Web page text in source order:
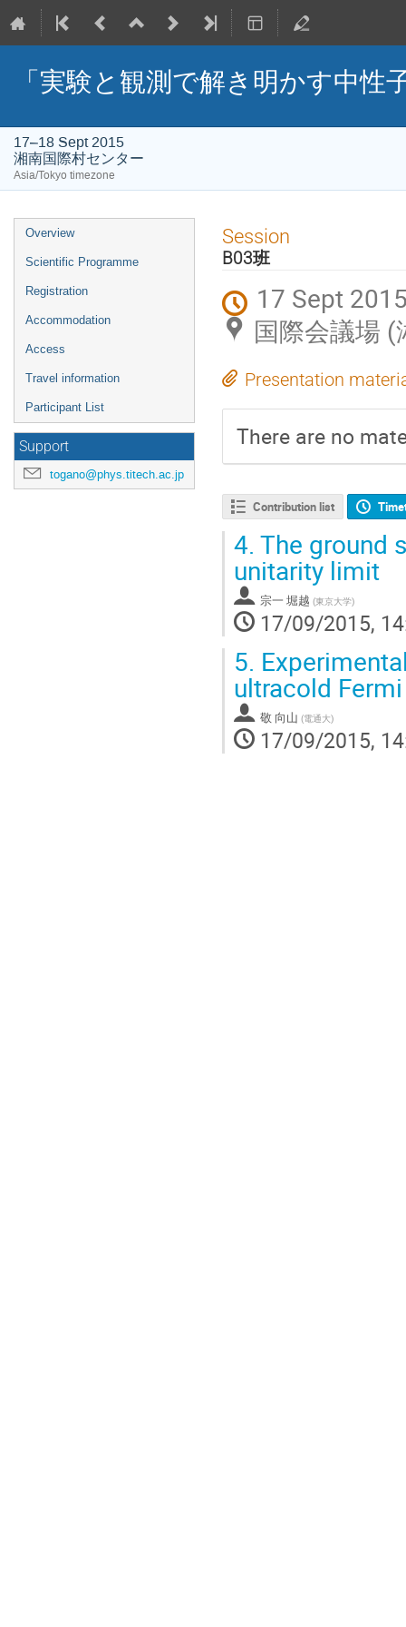
「実験と観測で解き明かす中
17–18 Sept 2015
湘南国際村センター
Asia/Tokyo timezone
Event
menu
Overview
Scientific Programme
Registration
Accommodation
Access
Travel information
Participant List
Support
togano@phys.titech.ac.jp
Session
B03班
17 Sept
国際会議場
Presentation
There are no
Contribution list
4. The ground
unitarity limit
宗一 堀越 (東京大学)
17/09/2015,
5.
ultracold
敬 向山 (電通大)
17/09/2015,